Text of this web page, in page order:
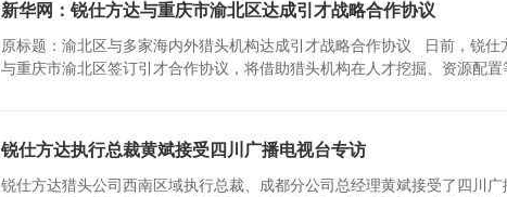
新华网：锐仕方达与重庆市渝北区达成引才战略合作协议
原标题：渝北区与多家海内外猎头机构达成引才战略合作协议 日前，锐仕
与重庆市渝北区签订引才合作协议，将借助猎头机构在人才挖掘、资源配置
锐仕方达执行总裁黄斌接受四川广播电视台专访
锐仕方达猎头公司西南区域执行总裁、成都分公司总经理黄斌接受了四川